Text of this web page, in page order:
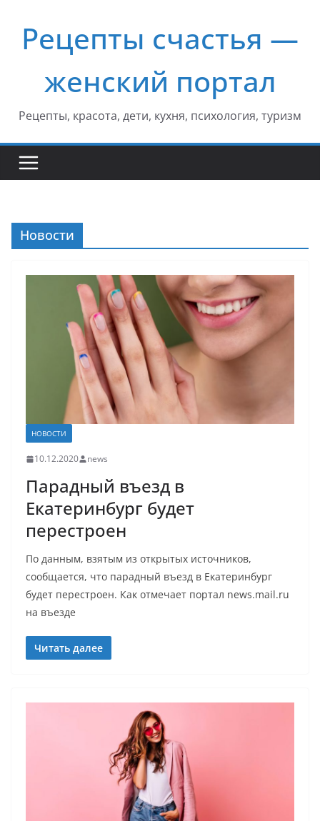
содержимому
Рецепты счастья —
женский портал
Рецепты, красота, дети, кухня, психология, туризм
Новости
НОВОСТИ
10.12.2020 news
Парадный въезд в
Екатеринбург будет
перестроен
По данным, взятым из открытых источников,
сообщается, что парадный въезд в Екатеринбург
будет перестроен. Как отмечает портал news.mail.ru
на въезде
Читать далее